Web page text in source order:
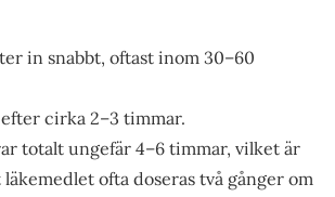
in snabbt, oftast inom 30–60
cirka 2–3 timmar.
totalt ungefär 4–6 timmar, vilket är
ofta doseras två gånger om